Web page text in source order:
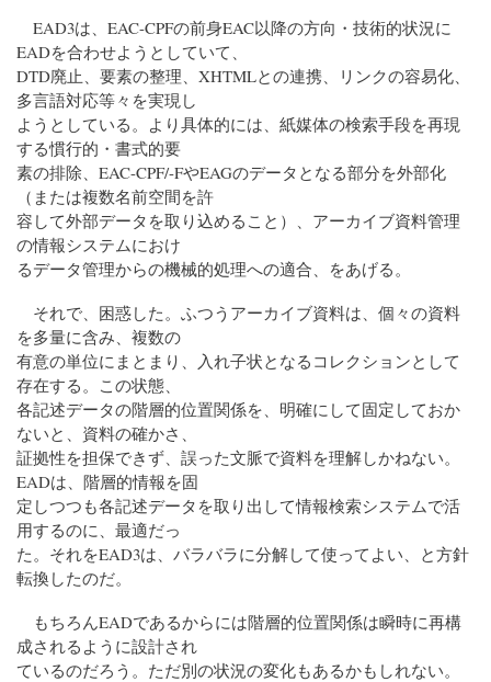
EAD3は、EAC-CPFの前身EAC以降の方向・技術的状況に
EADを合わせようとしていて、
DTD廃止、要素の整理、XHTMLとの連携、リンクの容易化、
多言語対応等々を実現し
ようとしている。より具体的には、紙媒体の検索手段を再現
する慣行的・書式的要
素の排除、EAC-CPF/-FやEAGのデータとなる部分を外部化
（または複数名前空間を許
容して外部データを取り込めること）、アーカイブ資料管理
の情報システムにおけ
るデータ管理からの機械的処理への適合、をあげる。
それで、困惑した。ふつうアーカイブ資料は、個々の資料
を多量に含み、複数の
有意の単位にまとまり、入れ子状となるコレクションとして
存在する。この状態、
各記述データの階層的位置関係を、明確にして固定しておか
ないと、資料の確かさ、
証拠性を担保できず、誤った文脈で資料を理解しかねない。
EADは、階層的情報を固
定しつつも各記述データを取り出して情報検索システムで活
用するのに、最適だっ
た。それをEAD3は、バラバラに分解して使ってよい、と方針
転換したのだ。
もちろんEADであるからには階層的位置関係は瞬時に再構
成されるように設計され
ているのだろう。ただ別の状況の変化もあるかもしれない。